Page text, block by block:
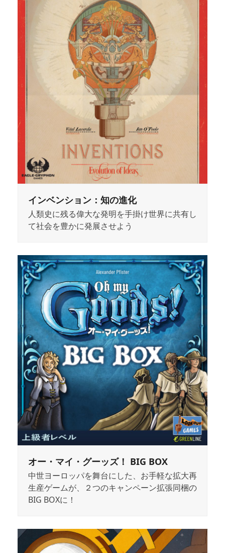
インベンション：知の進化
人類史に残る偉大な発明を手掛け世界に共有し
て社会を豊かに発展させよう
オー・マイ・グーッズ！ BIG BOX
中世ヨーロッパを舞台にした、お手軽な拡大再
生産ゲームが、２つのキャンペーン拡張同梱の
BIG BOXに！